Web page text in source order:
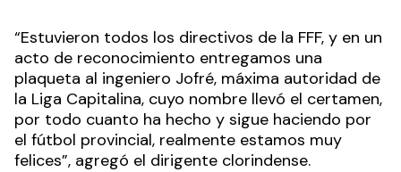
“Estuvieron todos los directivos de la FFF, y en un
acto de reconocimiento entregamos una
plaqueta al ingeniero Jofré, máxima autoridad de
la Liga Capitalina, cuyo nombre llevó el certamen,
por todo cuanto ha hecho y sigue haciendo por
el fútbol provincial, realmente estamos muy
felices”, agregó el dirigente clorindense.